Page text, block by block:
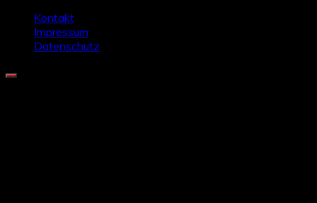
Kontakt
Impressum
Datenschutz